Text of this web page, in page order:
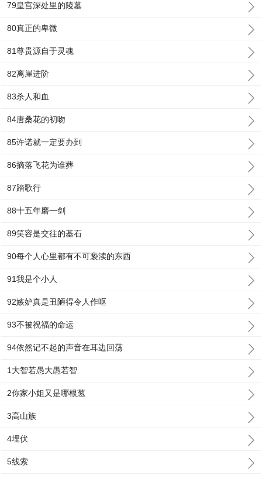
79皇宫深处里的陵墓
80真正的卑微
81尊贵源自于灵魂
82离崖进阶
83杀人和血
84唐桑花的初吻
85许诺就一定要办到
86摘落飞花为谁葬
87踏歌行
88十五年磨一剑
89笑容是交往的基石
90每个人心里都有不可亵渎的东西
91我是个小人
92嫉妒真是丑陋得令人作呕
93不被祝福的命运
94依然记不起的声音在耳边回荡
1大智若愚大愚若智
2你家小姐又是哪根葱
3高山族
4埋伏
5线索